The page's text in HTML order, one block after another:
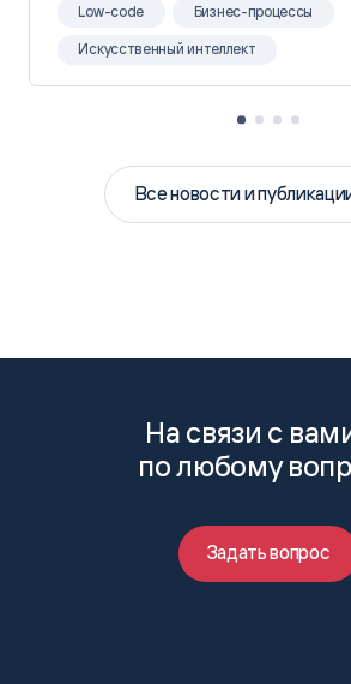
Low-code Бизнес-процессы
Искусственный интеллект
Все новости и
На связи с
по любому
Задать вопрос